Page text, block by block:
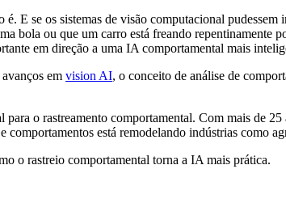
E se os sistemas de visão computacional
bola ou que um carro está freando repentinamente
em direção a uma IA comportamental mais
em vision AI, o conceito de análise de
o rastreamento comportamental. Com mais de
está remodelando indústrias como
o rastreio comportamental torna a IA mais prática.